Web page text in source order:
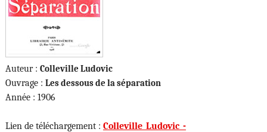
Auteur : Colleville Ludovic
Ouvrage : Les dessous de la séparation
Année : 1906
Lien de téléchargement : Colleville_Ludovic_-